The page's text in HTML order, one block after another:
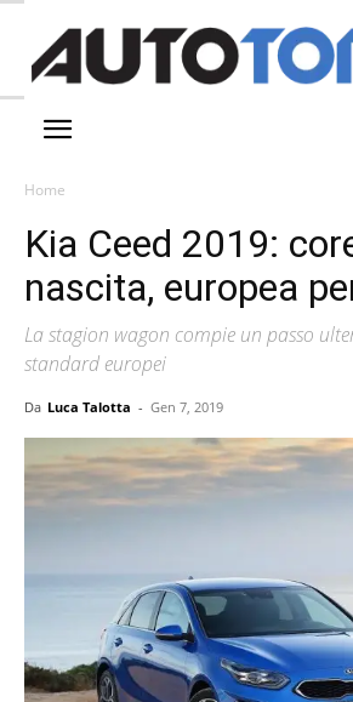
Home
Kia Ceed 2019:
nascita, europea
La stagion wagon compie un passo
standard europei
Da Luca Talotta - Gen 7, 2019